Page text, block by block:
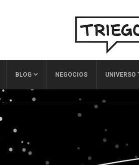
BLOG NEGOCIOS UNIVERSO